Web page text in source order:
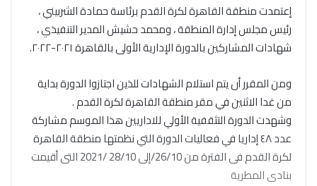
إعتمدت منطقة القاهرة لكرة القدم برئاسة حمادة الشربيني ،
رئيس مجلس إدارة المنطقة ، ومحمد حشيش المدير التنفيذي ،
شهادات المشاركين بالدورة الإدارية الأولى بالقاهرة ٢٠٢١-٢٠٢٢.
ومن المقرر أن يتم استلام الشهادات للذين اجتازوا الدورة بداية
من غدا الاثنين في مقر منطقة القاهرة لكرة القدم .
وشهدت الدورة التثقفية الأولي للاداريين هذا الموسم مشاركة
عدد ٤٨ إداريا في فعاليات الدورة التي نظمتها منطقة القاهرة
لكرة القدم فى الفترة من 26/10/إلى 28/10 /2021 التى أقيمت
بنادى المطرية